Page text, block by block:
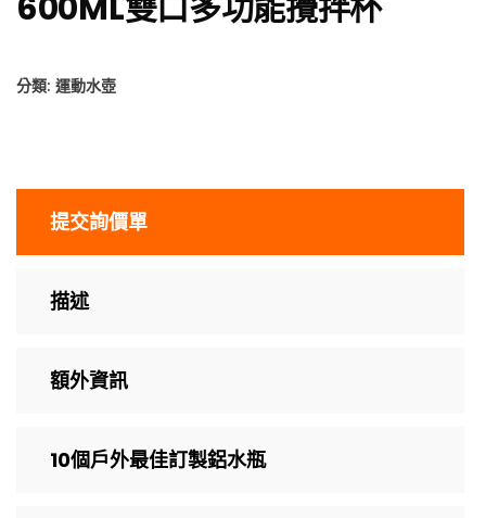
分類: 運動水壺
提交詢價單
描述
額外資訊
10個戶外最佳訂製鋁水瓶